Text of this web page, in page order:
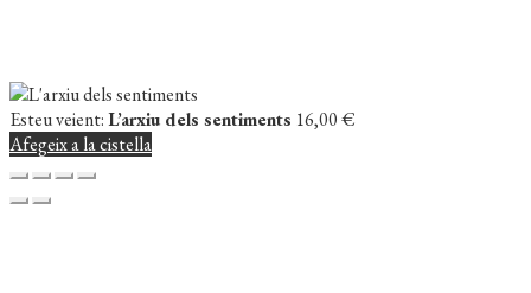
Esteu veient:L’arxiu dels sentiments 16,00€
Afegeix a la cistella